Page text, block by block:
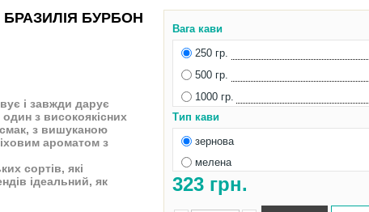
БУРБОН
і завжди дарує
з високоякісних
смак, з вишуканою
ароматом з
сортів, які
ідеальний, як
Вага кави
250 гр.
500 гр.
1000 гр.
Тип кави
зернова
мелена
323 грн.